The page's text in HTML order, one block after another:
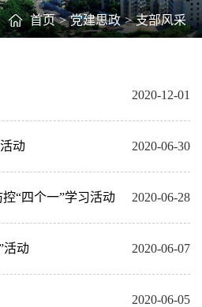
首页 > 党建思政 > 支部风采
2020-12-01
2020-06-30
动
2020-06-28
“四个一”学习活动
2020-06-07
活动
2020-06-05